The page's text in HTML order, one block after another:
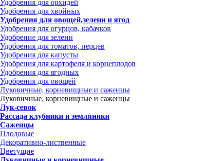
Удобрения для орхидей
Удобрения для хвойных
Удобрения для овощей,зелени и ягод
Удобрения для огурцов, кабачков
Удобрение для зелени
Удобрения для томатов, перцев
Удобрения для капусты
Удобрения для картофеля и корнеплодов
Удобрения для ягодных
Удобрения для овощей
Луковичные, корневищные и саженцы
Луковичные, корневищные и саженцы
Лук-севок
Рассада клубники и земляники
Саженцы
Плодовые
Декоративно-лиственные
Цветущие